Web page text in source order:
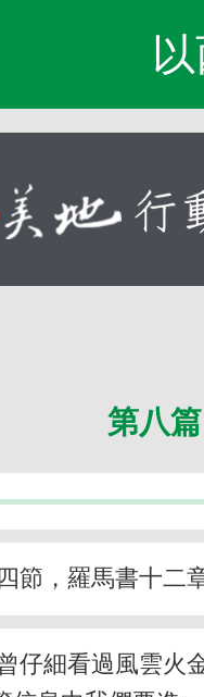
第八
節，羅馬書十二
仔細看過風雲